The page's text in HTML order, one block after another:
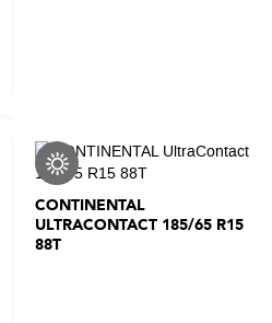
CONTINENTAL
ULTRACONTACT 185/65 R15
88T